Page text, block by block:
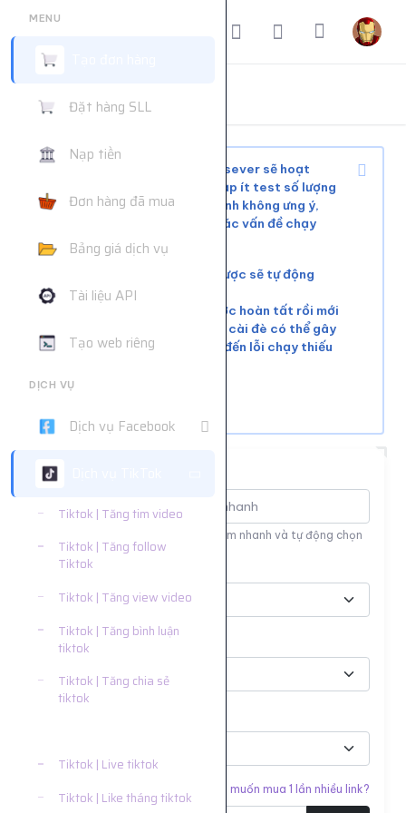
MENU
Đặt hàng SLL
Nạp tiền
Đơn hàng đã mua
Bảng giá dịch vụ
Tài liệu API
Tạo web riêng
DỊCH VỤ
Dịch vụ Facebook
Tiktok | Tăng tim video
Tiktok | Tăng follow
Tiktok
Tiktok | Tăng view video
Tiktok | Tăng bình luận
tiktok
Tiktok | Tăng chia sẻ
tiktok
Tiktok | Live tiktok
Tiktok | Like tháng tiktok
Trang chủ Đặt hàng dịch vụ
Tùy tình trạng mạng xã hội và sever sẽ hoạt
động ổn định hoặc phải chờ, nạp ít test số lượng
nhỏ trước khi mua nhiều để tránh không ưng ý,
web không hỗ trợ giải quyết các vấn đề chạy
chậm hoặc đơn chưa chạy kịp
Các đơn lỗi không chạy được sẽ tự động
hoàn tiền
Vui lòng đợi đơn hàng trước hoàn tất rồi mới
tiếp tục cài đơn mới. Việc cài đè có thể gây
xung đột tài nguyên, dẫn đến lỗi chạy thiếu
Tìm nhanh dịch vụ
Nhập tên hoặc ID dịch vụ để tìm kiếm nhanh và tự động chọn
Nền tảng
Phân loại
Bạn muốn mua 1 lần nhiều link?